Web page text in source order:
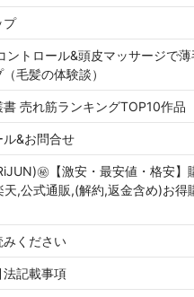
プ
ントロール&頭皮マッサージで
毛髪の体験談）
書 売れ筋ランキングTOP10作品
ル&お問合せ
㊙【激安・最安値・格安】
,公式通販,(解約,返金含め)お得
ください
記載事項